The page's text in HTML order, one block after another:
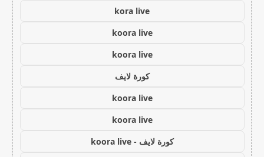
kora live
koora live
koora live
كورة لايف
koora live
koora live
كورة لايف - koora live